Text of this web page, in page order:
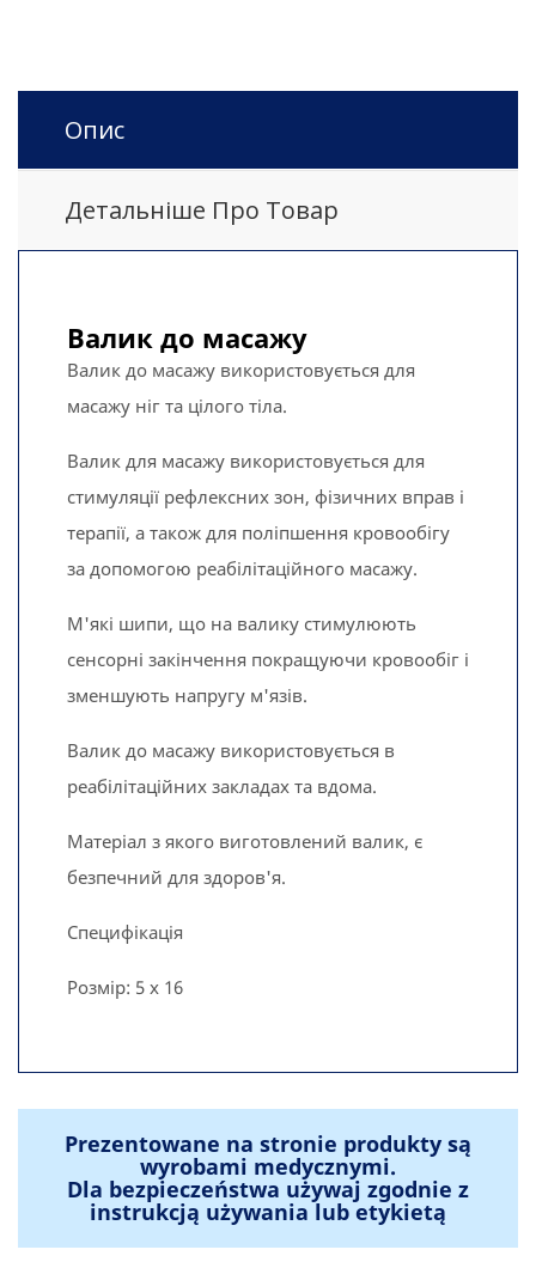
Опис
Детальніше Про Товар
Валик до масажу
Валик до масажу використовується для
масажу ніг та цілого тіла.
Валик для масажу використовується для
стимуляції рефлексних зон, фізичних вправ і
терапії, а також для поліпшення кровообігу
за допомогою реабілітаційного масажу.
М'які шипи, що на валику стимулюють
сенсорні закінчення покращуючи кровообіг і
зменшують напругу м'язів.
Валик до масажу використовується в
реабілітаційних закладах та вдома.
Матеріал з якого виготовлений валик, є
безпечний для здоров'я.
Специфікація
Розмір: 5 х 16
Prezentowane na stronie produkty są
wyrobami medycznymi.
Dla bezpieczeństwa używaj zgodnie z
instrukcją używania lub etykietą